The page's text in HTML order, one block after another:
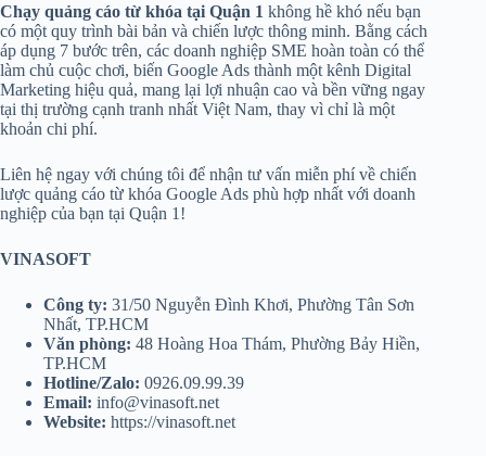
Chạy quảng cáo từ khóa tại Quận 1 không hề khó nếu bạn
có một quy trình bài bản và chiến lược thông minh. Bằng cách
áp dụng 7 bước trên, các doanh nghiệp SME hoàn toàn có thể
làm chủ cuộc chơi, biến Google Ads thành một kênh Digital
Marketing hiệu quả, mang lại lợi nhuận cao và bền vững ngay
tại thị trường cạnh tranh nhất Việt Nam, thay vì chỉ là một
khoản chi phí.
Liên hệ ngay với chúng tôi để nhận tư vấn miễn phí về chiến
lược quảng cáo từ khóa Google Ads phù hợp nhất với doanh
nghiệp của bạn tại Quận 1!
VINASOFT
Công ty: 31/50 Nguyễn Đình Khơi, Phường Tân Sơn
Nhất, TP.HCM
Văn phòng: 48 Hoàng Hoa Thám, Phường Bảy Hiền,
TP.HCM
Hotline/Zalo: 0926.09.99.39
Email: info@vinasoft.net
Website: https://vinasoft.net